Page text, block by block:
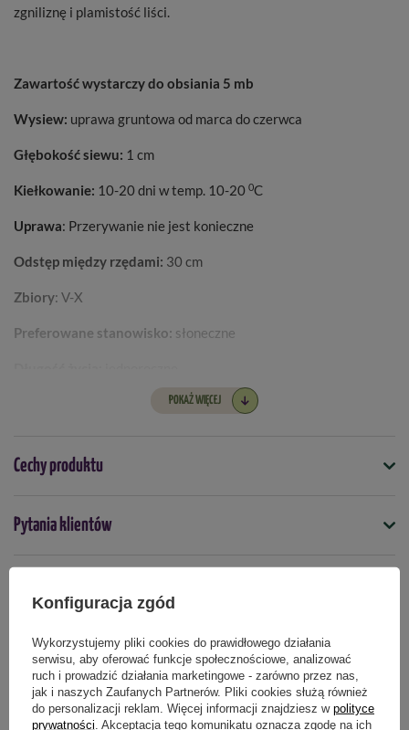
zgniliznę i plamistość liści.
Zawartość wystarczy do obsiania 5 mb
Wysiew: uprawa gruntowa od marca do czerwca
Głębokość siewu: 1 cm
Kiełkowanie: 10-20 dni w temp. 10-20 0C
Uprawa: Przerywanie nie jest konieczne
Odstęp między rzędami: 30 cm
Zbiory: V-X
Preferowane stanowisko: słoneczne
POKAŻ WIĘCEJ
Cechy produktu
Symbol
4000159083974
Nasiona na taśmie
marzec kwiecień maj czerwiec
Podmiot odpowiedzialny za ten produkt na terenie UE Więcej
Pytania klientów
Produkty powiązane
Konfiguracja zgód
Wykorzystujemy pliki cookies do prawidłowego działania
serwisu, aby oferować funkcje społecznościowe, analizować
ruch i prowadzić działania marketingowe - zarówno przez nas,
jak i naszych Zaufanych Partnerów. Pliki cookies służą również
do personalizacji reklam. Więcej informacji znajdziesz w polityce
prywatności . Akceptacja tego komunikatu oznacza zgodę na ich